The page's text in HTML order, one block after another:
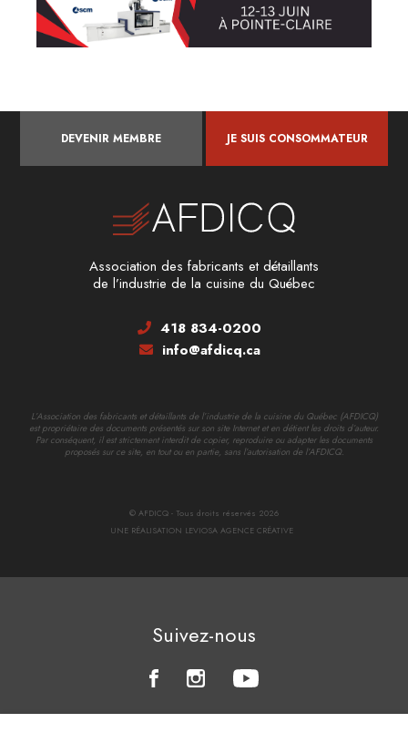
DEVENIR MEMBRE JE SUIS CONSOMMATEUR
Association des fabricants et détaillants
de l’industrie de la cuisine du Québec
418 834-0200
info@afdicq.ca
L’Association des fabricants et détaillants de l’industrie de la cuisine du Québec (AFDICQ)
est propriétaire des documents présentés sur son site Internet et en détient les droits d’auteur.
Par conséquent, il est strictement interdit de copier, reproduire ou adapter les documents
proposés sur ce site, en tout ou en partie, sans l’autorisation de l’AFDICQ.
© AFDICQ - Tous droits réservés 2026
UNE RÉALISATION LEVIOSA AGENCE CRÉATIVE
Suivez-nous